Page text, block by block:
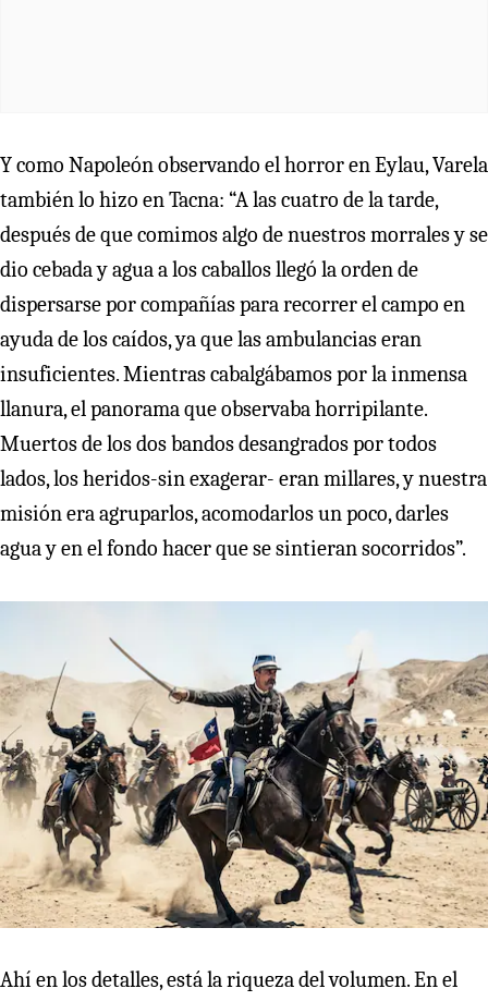
Y como Napoleón observando el horror en Eylau, Varela
también lo hizo en Tacna: “A las cuatro de la tarde,
después de que comimos algo de nuestros morrales y se
dio cebada y agua a los caballos llegó la orden de
dispersarse por compañías para recorrer el campo en
ayuda de los caídos, ya que las ambulancias eran
insuficientes. Mientras cabalgábamos por la inmensa
llanura, el panorama que observaba horripilante.
Muertos de los dos bandos desangrados por todos
lados, los heridos-sin exagerar- eran millares, y nuestra
misión era agruparlos, acomodarlos un poco, darles
agua y en el fondo hacer que se sintieran socorridos”.
Ahí en los detalles, está la riqueza del volumen. En el